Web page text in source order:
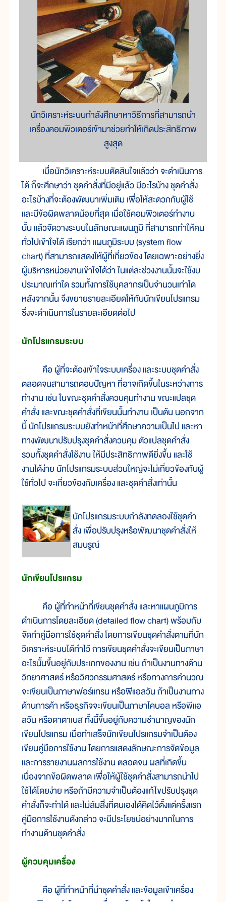
นักวิเคราะห์ระบบกำลังศึกษาหาวิธีการที่สามารถนำ
เครื่องคอมพิวเตอร์เข้ามาช่วยทำให้เกิดประสิทธิภาพ
สูงสุด
เมื่อนักวิเคราะห์ระบบตัดสินใจแล้วว่า จะดำเนินการ
ได้ ก็จะศึกษาว่า ชุดคำสั่งที่มีอยู่แล้ว มีอะไรบ้าง ชุดคำสั่ง
อะไรบ้างที่จะต้องพัฒนาเพิ่มเติม เพื่อให้สะดวกกับผู้ใช้
และมีข้อผิดพลาดน้อยที่สุด เมื่อใช้คอมพิวเตอร์ทำงาน
นั้น แล้วจัดวางระบบในลักษณะแผนภูมิ ที่สามารถทำให้คน
ทั่วไปเข้าใจได้ เรียกว่า แผนภูมิระบบ (system flow
chart) ที่สามารถแสดงให้ผู้ที่เกี่ยวข้อง โดยเฉพาะอย่างยิ่ง
ผู้บริหารหน่วยงานเข้าใจได้ว่า ในแต่ละช่วงงานนั้นจะใช้งบ
ประมาณเท่าใด รวมทั้งการใช้บุคลากรเป็นจำนวนเท่าใด
หลังจากนั้น จึงขยายรายละเอียดให้กับนักเขียนโปรแกรม
ซึ่งจะดำเนินการในรายละเอียดต่อไป
นักโปรแกรมระบบ
คือ ผู้ที่จะต้องเข้าใจระบบเครื่อง และระบบชุดคำสั่ง
ตลอดจนสามารถตอบปัญหา ที่อาจเกิดขึ้นในระหว่างการ
ทำงาน เช่น ในขณะชุดคำสั่งควบคุมทำงาน ขณะแปลชุด
คำสั่ง และขณะชุดคำสั่งที่เขียนนั้นทำงาน เป็นต้น นอกจาก
นี้ นักโปรแกรมระบบยังทำหน้าที่ศึกษาความเป็นไป และหา
ทางพัฒนาปรับปรุงชุดคำสั่งควบคุม ตัวแปลชุดคำสั่ง
รวมทั้งชุดคำสั่งใช้งาน ให้มีประสิทธิภาพดียิ่งขึ้น และใช้
งานได้ง่าย นักโปรแกรมระบบส่วนใหญ่จะไม่เกี่ยวข้องกับผู้
ใช้ทั่วไป จะเกี่ยวข้องกับเครื่อง และชุดคำสั่งเท่านั้น
นักโปรแกรมระบบกำลังทดลองใช้ชุดคำ
สั่ง เพื่อปรับปรุงหรือพัฒนาชุดคำสั่งให้
สมบรูณ์
นักเขียนโปรแกรม
คือ ผู้ที่ทำหน้าที่เขียนชุดคำสั่ง และหาแผนภูมิการ
ดำเนินการโดยละเอียด (detailed flow chart) พร้อมกับ
จัดทำคู่มือการใช้ชุดคำสั่ง โดยการเขียนชุดคำสั่งตามที่นัก
วิเคราะห์ระบบได้ทำไว้ การเขียนชุดคำสั่งจะเขียนเป็นภาษา
อะไรนั้นขึ้นอยู่กับประเภทของงาน เช่น ถ้าเป็นงานทางด้าน
วิทยาศาสตร์ หรือวิศวกรรมศาสตร์ หรือทางการคำนวณ
จะเขียนเป็นภาษาฟอร์แทรน หรือพีแอลวัน ถ้าเป็นงานทาง
ด้านการค้า หรือธุรกิจจะเขียนเป็นภาษาโคบอล หรือพีแอ
ลวัน หรือดาตาเบส ทั้งนี้ขึ้นอยู่กับความชำนาญของนัก
เขียนโปรแกรม เมื่อทำเสร็จนักเขียนโปรแกรมจำเป็นต้อง
เขียนคู่มือการใช้งาน โดยการแสดงลักษณะการจัดข้อมูล
และการรายงานผลการใช้งาน ตลอดจน ผลที่เกิดขึ้น
เนื่องจากข้อผิดพลาด เพื่อให้ผู้ใช้ชุดคำสั่งสามารถนำไป
ใช้ได้โดยง่าย หรือถ้ามีความจำเป็นต้องแก้ไขปรับปรุงชุด
คำสั่งก็จะทำได้ และไม่ลืมสิ่งที่ตนเองได้คิดไว้ตั้งแต่ครั้งแรก
คู่มือการใช้งานดังกล่าว จะมีประโยชน์อย่างมากในการ
ทำงานด้านชุดคำสั่ง
ผู้ควบคุมเครื่อง
คือ ผู้ที่ทำหน้าที่นำชุดคำสั่ง และข้อมูลเข้าเครื่อง